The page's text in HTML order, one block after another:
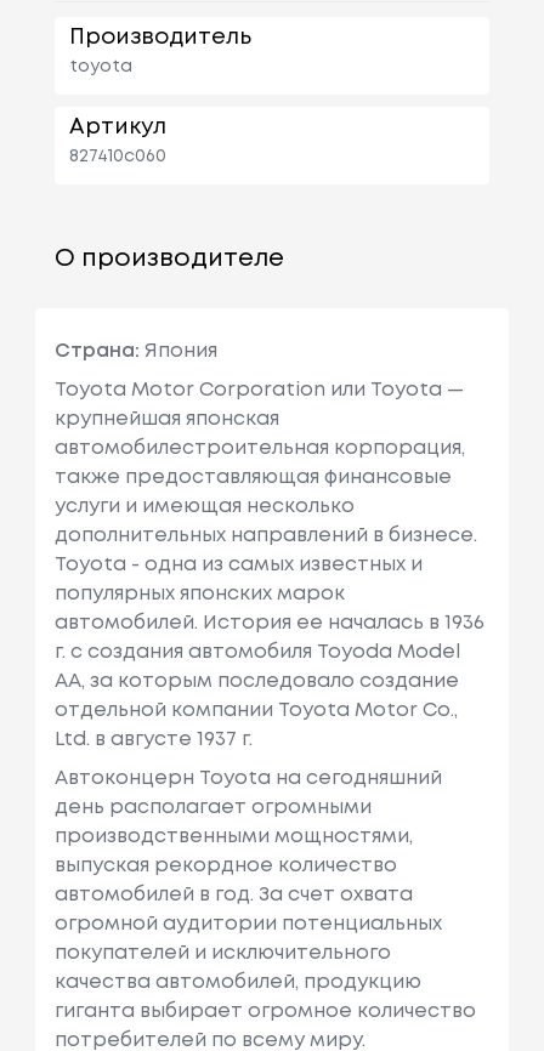
Производитель
toyota
Артикул
827410c060
О производителе
Страна: Япония
Toyota Motor Corporation или Toyota —
крупнейшая японская
автомобилестроительная корпорация,
также предоставляющая финансовые
услуги и имеющая несколько
дополнительных направлений в бизнесе.
Toyota - одна из самых известных и
популярных японских марок
автомобилей. История ее началась в 1936
г. с создания автомобиля Toyoda Model
AA, за которым последовало создание
отдельной компании Toyota Motor Co.,
Ltd. в августе 1937 г.
Автоконцерн Toyota на сегодняшний
день располагает огромными
производственными мощностями,
выпуская рекордное количество
автомобилей в год. За счет охвата
огромной аудитории потенциальных
покупателей и исключительного
качества автомобилей, продукцию
гиганта выбирает огромное количество
потребителей по всему миру.